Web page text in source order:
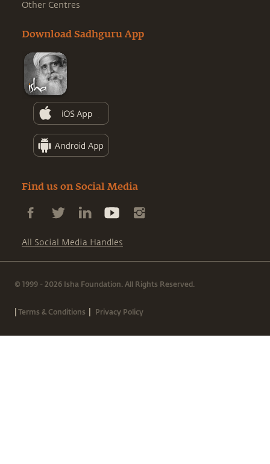
Other Centres
Download Sadhguru App
Find us on Social Media
All Social Media Handles
© 1999 - 2026 Isha Foundation. All Rights Reserved.
|Terms & Conditions | Privacy Policy